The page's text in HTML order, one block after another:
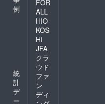
例
統
計
デ
ー
FOR
ALL
HIO
KOS
HI
JFA
クラ
ウド
ファ
ン
ディ